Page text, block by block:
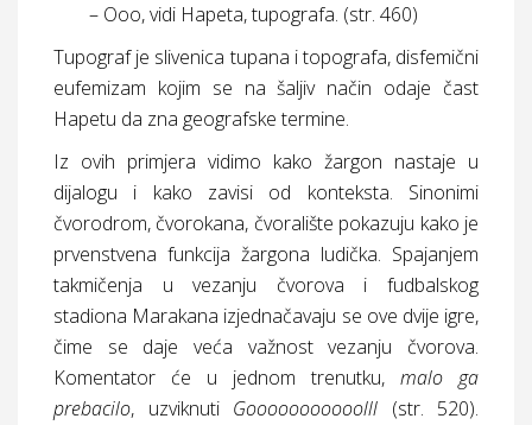
– Ooo, vidi Hapeta, tupografa. (str. 460)
Tupograf je slivenica tupana i topografa, disfemični
eufemizam kojim se na šaljiv način odaje čast
Hapetu da zna geografske termine.
Iz ovih primjera vidimo kako žargon nastaje u
dijalogu i kako zavisi od konteksta. Sinonimi
čvorodrom, čvorokana, čvoralište pokazuju kako je
prvenstvena funkcija žargona ludička. Spajanjem
takmičenja u vezanju čvorova i fudbalskog
stadiona Marakana izjednačavaju se ove dvije igre,
čime se daje veća važnost vezanju čvorova.
Komentator će u jednom trenutku, malo ga
prebacilo, uzviknuti Gooooooooooolll (str. 520).